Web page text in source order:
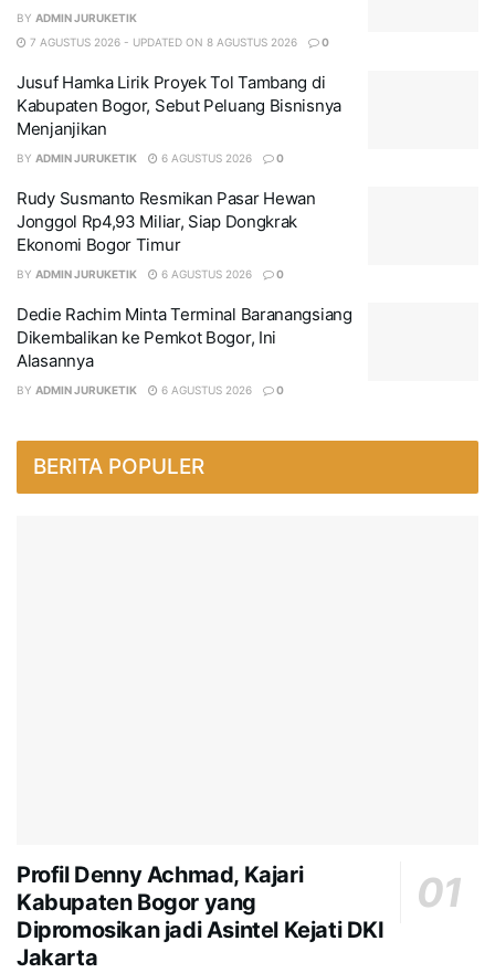
BY ADMIN JURUKETIK
7 AGUSTUS 2026 - UPDATED ON 8 AGUSTUS 2026
0
Jusuf Hamka Lirik Proyek Tol Tambang di
Kabupaten Bogor, Sebut Peluang Bisnisnya
Menjanjikan
BY ADMIN JURUKETIK 6 AGUSTUS 2026 0
Rudy Susmanto Resmikan Pasar Hewan
Jonggol Rp4,93 Miliar, Siap Dongkrak
Ekonomi Bogor Timur
BY ADMIN JURUKETIK 6 AGUSTUS 2026 0
Dedie Rachim Minta Terminal Baranangsiang
Dikembalikan ke Pemkot Bogor, Ini
Alasannya
BY ADMIN JURUKETIK 6 AGUSTUS 2026 0
BERITA POPULER
Profil Denny Achmad, Kajari
Kabupaten Bogor yang
Dipromosikan jadi Asintel Kejati DKI
Jakarta